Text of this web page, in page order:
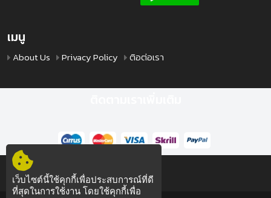
เมนู
About Us Privacy Policy ติอต่อเรา
เว็บไซต์นี้ใช้คุกกี้เพื่อประสบการณ์ที่ดี
ที่สุดในการใช้งาน โดยใช้คุกกี้เพื่อ